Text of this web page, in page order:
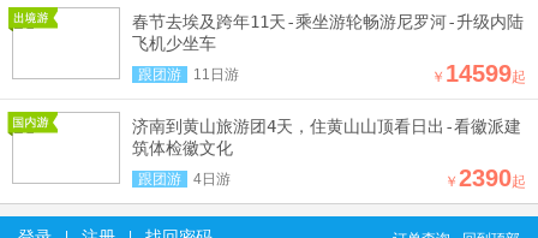
春节去埃及跨年11天-乘坐游轮畅游尼罗河-升级内陆
飞机少坐车
跟团游 11日游 ￥ 14599起
济南到黄山旅游团4天，住黄山山顶看日出-看徽派建
筑体检徽文化
跟团游 4日游 ￥ 2390起